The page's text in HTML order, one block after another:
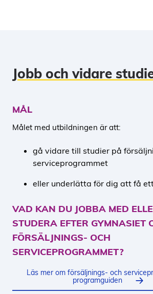
Jobb och vidare
MÅL
Målet med utbildningen är att:
gå vidare till studier på
serviceprogrammet
eller underlätta för dig att få
VAD KAN DU JOBBA MED
STUDERA EFTER GYMNASIET
FÖRSÄLJNINGS- OCH
SERVICEPROGRAMMET?
Läs mer om försäljnings- och
programguiden